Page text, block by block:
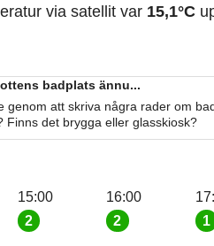
via satellit var 15,1°C
badplats ännu...
genom att skriva några rader om
Finns det brygga eller glasskiosk?
15:00
2
16:00
2
1